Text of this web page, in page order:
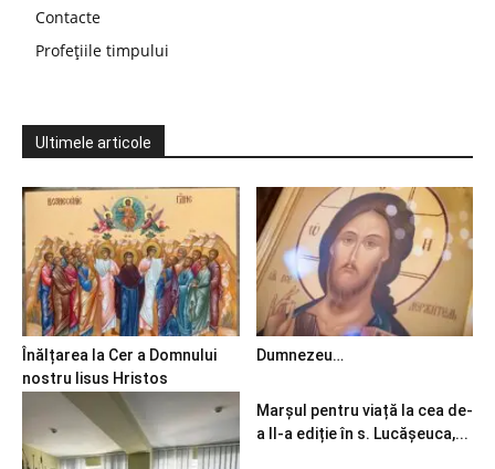
Contacte
Profețiile timpului
Ultimele articole
Înălțarea la Cer a Domnului
nostru Iisus Hristos
Dumnezeu…
Marșul pentru viață la cea de-
a II-a ediție în s. Lucășeuca,...